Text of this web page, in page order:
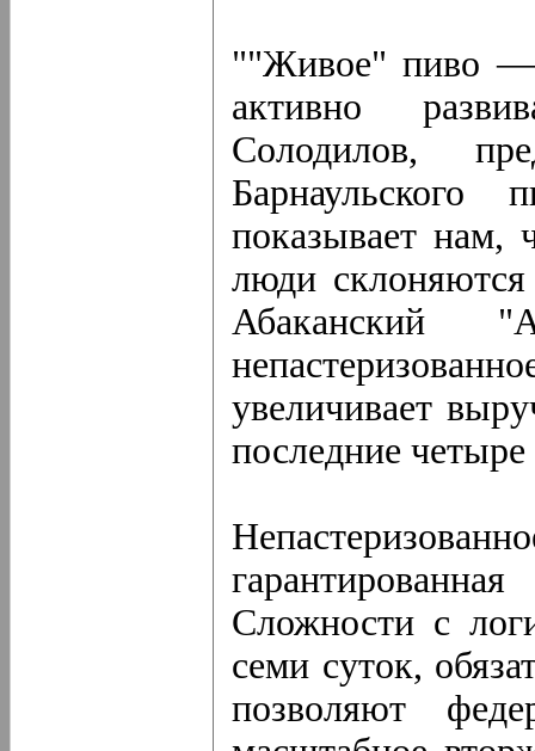
""Живое" пиво —
активно
Солодилов,
Барнаульского
показывает нам,
люди
Абаканский
увеличивает
последние четыре
Сложности с
семи суток,
позволяют